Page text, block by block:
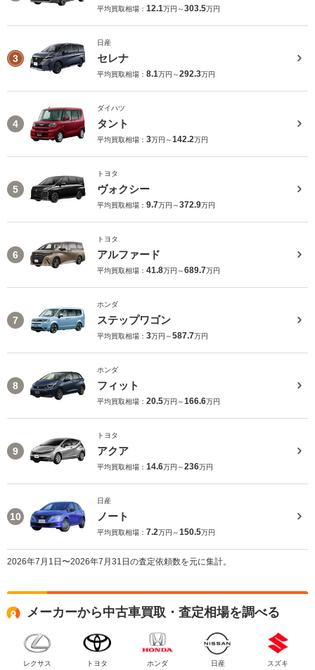
平均買取相場： 12.1万円～303.5万円
3
日産
セレナ
平均買取相場： 8.1万円～292.3万円
4
ダイハツ
タント
平均買取相場： 3万円～142.2万円
5
トヨタ
ヴォクシー
平均買取相場： 9.7万円～372.9万円
6
トヨタ
アルファード
平均買取相場： 41.8万円～689.7万円
7
ホンダ
ステップワゴン
平均買取相場： 3万円～587.7万円
8
ホンダ
フィット
平均買取相場： 20.5万円～166.6万円
9
トヨタ
アクア
平均買取相場： 14.6万円～236万円
10
日産
ノート
平均買取相場： 7.2万円～150.5万円
2026年7月1日〜2026年7月31日の査定依頼数を元に集計。
メーカーから中古車買取・査定相場を調べる
レクサス トヨタ ホンダ 日産 スズキ